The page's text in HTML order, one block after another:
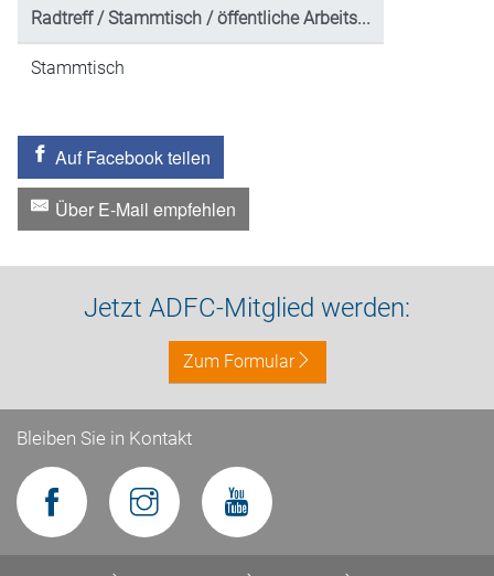
Radtreff / Stammtisch / öffentliche Arbeits...
Stammtisch
Auf Facebook teilen
Über E-Mail empfehlen
Jetzt ADFC-Mitglied werden:
Zum Formular
Bleiben Sie in Kontakt